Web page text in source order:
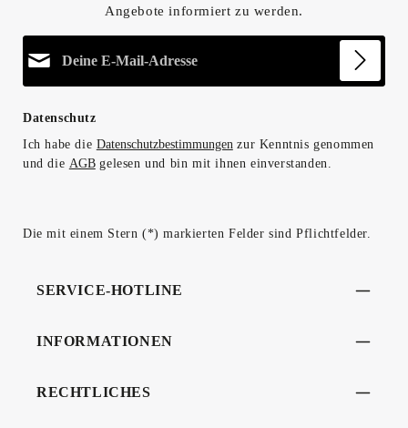
Angebote informiert zu werden.
Datenschutz
Ich habe die Datenschutzbestimmungen zur Kenntnis genommen
und die AGBgelesen und bin mit ihnen einverstanden.
Die mit einem Stern (*) markierten Felder sind Pflichtfelder.
SERVICE-HOTLINE
INFORMATIONEN
RECHTLICHES